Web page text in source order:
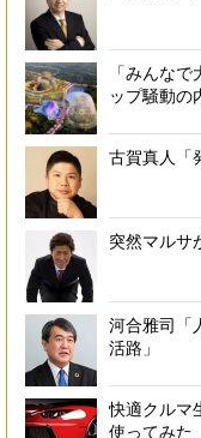
「みんな
ップ騒動の
古賀真人「
突然マルサ
河合雅司「
活路」
快適クルマ
使ってみた